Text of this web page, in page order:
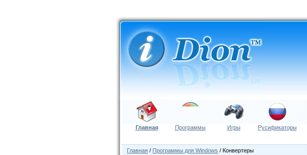
Главная Программы Игры Русификаторы
Главная / Программы для Windows / Конвертеры